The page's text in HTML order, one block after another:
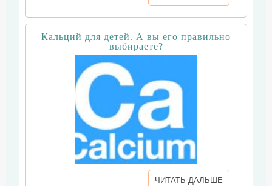
Кальций для детей. А вы его правильно
выбираете?
ЧИТАТЬ ДАЛЬШЕ